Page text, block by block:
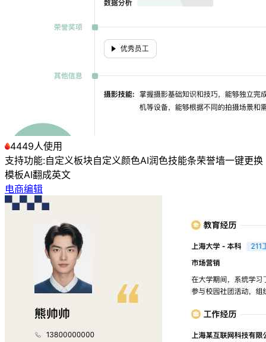
4449人使用
支持功能:自定义板块自定义颜色AI润色技能条荣誉墙一键更换
模板AI翻成英文
电商编辑